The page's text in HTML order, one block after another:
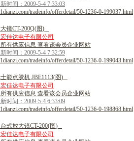
时间：2009-5-4 7:33:03
tradeinfo/offerdetail/50-1236-0-199037.html
大镜CT-200Q(图)
佳达电子有限公司
有供应信息 查看该会员企业网站
时间：2009-5-4 7:32:59
tradeinfo/offerdetail/50-1236-0-199043.html
士能点胶机 JBE1113(图)
佳达电子有限公司
有供应信息 查看该会员企业网站
时间：2009-5-4 6:33:09
tradeinfo/offerdetail/50-1236-0-198868.html
台式放大镜CT-200(图)
佳达电子有限公司